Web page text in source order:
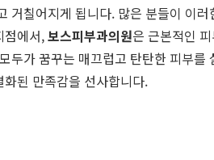
칠어지게 됩니다. 많은 분들이 이
점에서,보스피부과의원은 근본적인
가 꿈꾸는 매끄럽고 탄탄한 피부를
된 만족감을 선사합니다.